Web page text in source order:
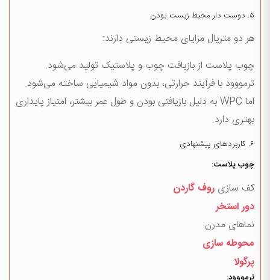
۵. دوست دار محیط زیست بودن
هر دو متریال مزایای محیط زیستی دارند:
چوب پلاست از بازیافت چوب و پلاستیک تولید می‌شود.
ترمووود با فرآیند حرارتی، بدون مواد شیمیایی ساخته می‌شود.
اما WPC به دلیل بازیافتی بودن و طول عمر بیشتر، امتیاز پایداری
بهتری دارد.
۶. کاربردهای پیشنهادی
چوب پلاست:
کف سازی روف گاردن
دور استخر
نماهای مدرن
محوطه سازی
پرگولا
ترمووود: